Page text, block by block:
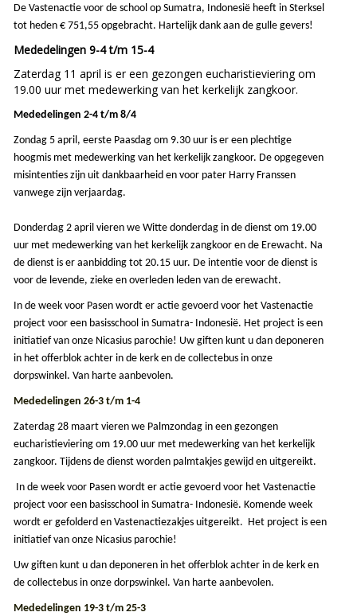
De Vastenactie voor de school op Sumatra, Indonesië heeft in Sterksel
tot heden € 751,55 opgebracht. Hartelijk dank aan de gulle gevers!
Mededelingen 9-4 t/m 15-4
Zaterdag 11 april is er een gezongen eucharistieviering om
19.00 uur met medewerking van het kerkelijk zangkoor.
Mededelingen 2-4 t/m 8/4
Zondag 5 april, eerste Paasdag om 9.30 uur is er een plechtige
hoogmis met medewerking van het kerkelijk zangkoor. De opgegeven
misintenties zijn uit dankbaarheid en voor pater Harry Franssen
vanwege zijn verjaardag.
Donderdag 2 april vieren we Witte donderdag in de dienst om 19.00
uur met medewerking van het kerkelijk zangkoor en de Erewacht. Na
de dienst is er aanbidding tot 20.15 uur. De intentie voor de dienst is
voor de levende, zieke en overleden leden van de erewacht.
In de week voor Pasen wordt er actie gevoerd voor het Vastenactie
project voor een basisschool in Sumatra- Indonesië. Het project is een
initiatief van onze Nicasius parochie! Uw giften kunt u dan deponeren
in het offerblok achter in de kerk en de collectebus in onze
dorpswinkel. Van harte aanbevolen.
Mededelingen 26-3 t/m 1-4
Zaterdag 28 maart vieren we Palmzondag in een gezongen
eucharistieviering om 19.00 uur met medewerking van het kerkelijk
zangkoor. Tijdens de dienst worden palmtakjes gewijd en uitgereikt.
In de week voor Pasen wordt er actie gevoerd voor het Vastenactie
project voor een basisschool in Sumatra- Indonesië. Komende week
wordt er gefolderd en Vastenactiezakjes uitgereikt. Het project is een
initiatief van onze Nicasius parochie!
Uw giften kunt u dan deponeren in het offerblok achter in de kerk en
de collectebus in onze dorpswinkel. Van harte aanbevolen.
Mededelingen 19-3 t/m 25-3